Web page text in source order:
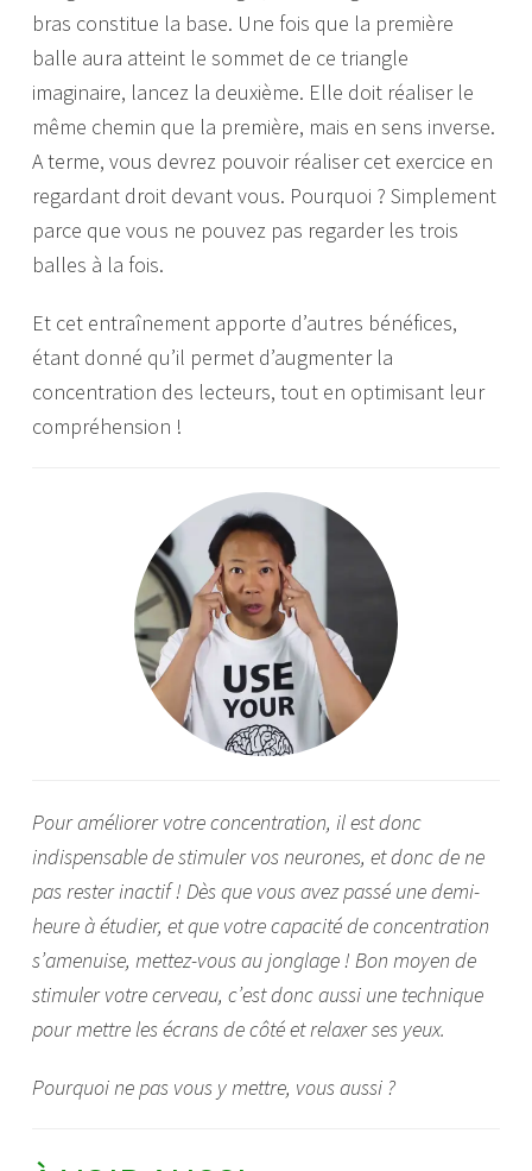
bras constitue la base. Une fois que la première
balle aura atteint le sommet de ce triangle
imaginaire, lancez la deuxième. Elle doit réaliser le
même chemin que la première, mais en sens inverse.
A terme, vous devrez pouvoir réaliser cet exercice en
regardant droit devant vous. Pourquoi ? Simplement
parce que vous ne pouvez pas regarder les trois
balles à la fois.
Et cet entraînement apporte d’autres bénéfices,
étant donné qu’il permet d’augmenter la
concentration des lecteurs, tout en optimisant leur
compréhension !
Pour améliorer votre concentration, il est donc
indispensable de stimuler vos neurones, et donc de ne
pas rester inactif ! Dès que vous avez passé une demi-
heure à étudier, et que votre capacité de concentration
s’amenuise, mettez-vous au jonglage ! Bon moyen de
stimuler votre cerveau, c’est donc aussi une technique
pour mettre les écrans de côté et relaxer ses yeux.
Pourquoi ne pas vous y mettre, vous aussi ?